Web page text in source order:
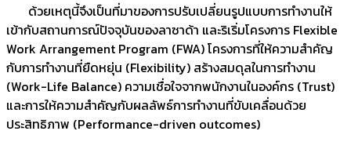
ด้วยเหตุนี้จึงเป็นที่มาของการปรับเปลี่ยนรูปแบบการทำงานให้
เข้ากับสถานการณ์ปัจจุบันของลาซาด้า และริเริ่มโครงการ Flexible
Work Arrangement Program (FWA) โครงการที่ให้ความสำคัญ
กับการทำงานที่ยืดหยุ่น (Flexibility) สร้างสมดุลในการทำงาน
(Work-Life Balance) ความเชื่อใจจากพนักงานในองค์กร (Trust)
และการให้ความสำคัญกับผลลัพธ์การทำงานที่ขับเคลื่อนด้วย
ประสิทธิภาพ (Performance-driven outcomes)